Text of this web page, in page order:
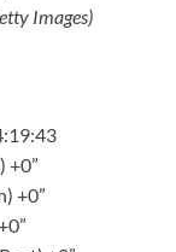
Images)
+0”
+0”